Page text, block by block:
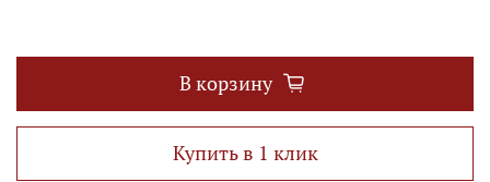
В корзину
Купить в 1 клик